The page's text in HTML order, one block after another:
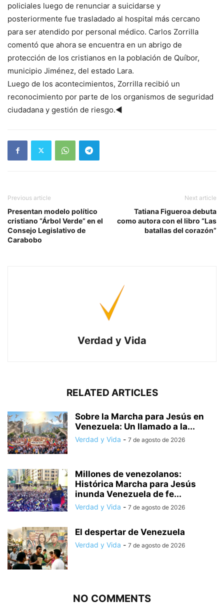
policiales luego de renunciar a suicidarse y
posteriormente fue trasladado al hospital más cercano
para ser atendido por personal médico. Carlos Zorrilla
comentó que ahora se encuentra en un abrigo de
protección de los cristianos en la población de Quíbor,
municipio Jiménez, del estado Lara.
Luego de los acontecimientos, Zorrilla recibió un
reconocimiento por parte de los organismos de seguridad
ciudadana y gestión de riesgo.◄
Previous article
Presentan modelo político
cristiano “Árbol Verde” en el
Consejo Legislativo de
Carabobo
Next article
Tatiana Figueroa debuta
como autora con el libro “Las
batallas del corazón”
Verdad y Vida
RELATED ARTICLES
Sobre la Marcha para Jesús en
Venezuela: Un llamado a la...
Verdad y Vida - 7 de agosto de 2026
Millones de venezolanos:
Histórica Marcha para Jesús
inunda Venezuela de fe...
Verdad y Vida - 7 de agosto de 2026
El despertar de Venezuela
Verdad y Vida - 7 de agosto de 2026
NO COMMENTS